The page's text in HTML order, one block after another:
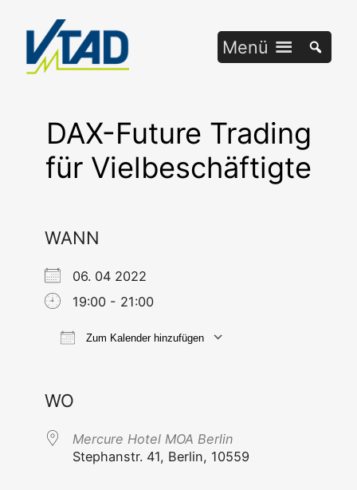
springen
Menü
DAX-Future Trading
für Vielbeschäftigte
WANN
06. 04 2022
19:00 - 21:00
Zum Kalender hinzufügen
WO
Mer­cu­re Hotel MOA Berlin
Ste­phan­str. 41, Ber­lin, 10559